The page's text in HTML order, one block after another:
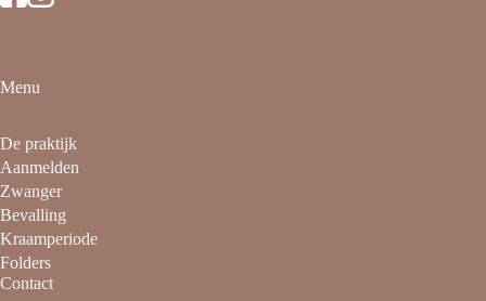
Menu
De praktijk
Aanmelden
Zwanger
Bevalling
Kraamperiode
Folders
Contact